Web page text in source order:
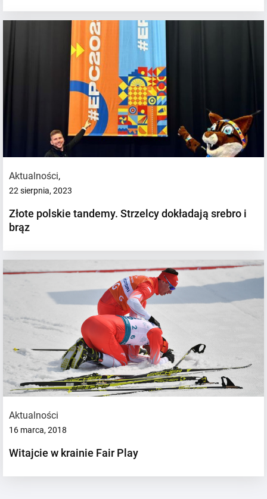
Aktualności,
22 sierpnia, 2023
Złote polskie tandemy. Strzelcy dokładają srebro i
brąz
Aktualności
16 marca, 2018
Witajcie w krainie Fair Play